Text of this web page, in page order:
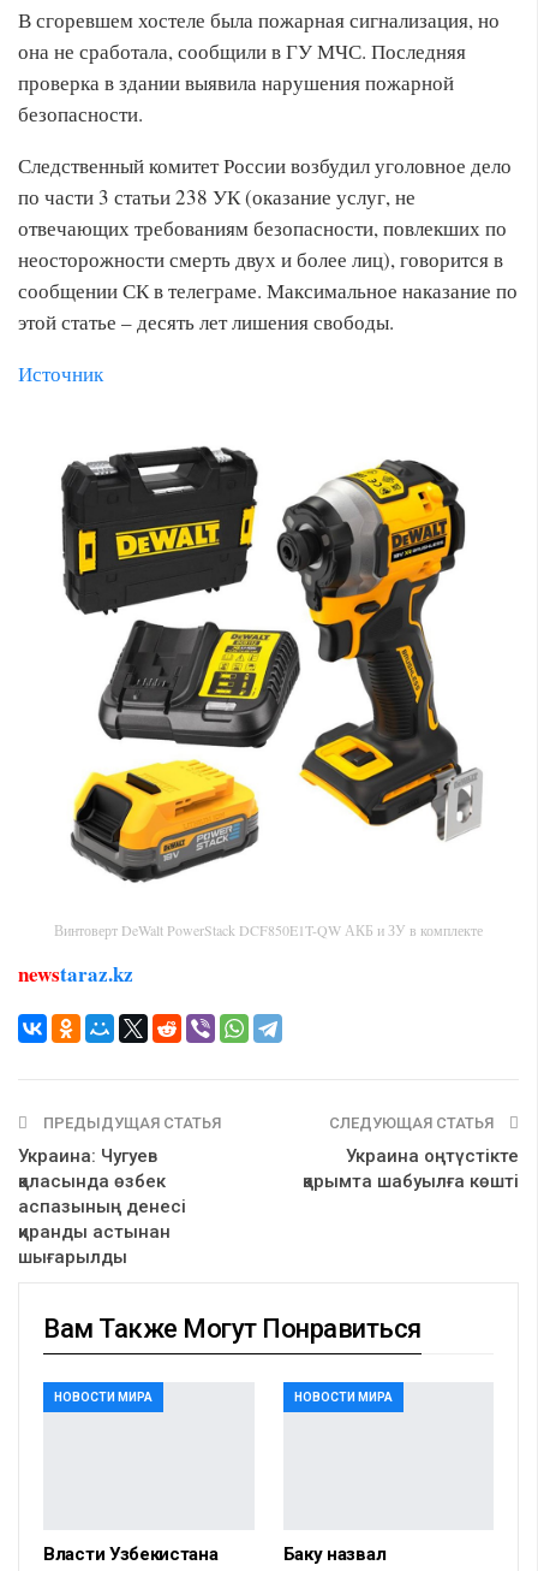
В сгоревшем хостеле была пожарная сигнализация, но
она не сработала, сообщили в ГУ МЧС. Последняя
проверка в здании выявила нарушения пожарной
безопасности.
Следственный комитет России возбудил уголовное дело
по части 3 статьи 238 УК (оказание услуг, не
отвечающих требованиям безопасности, повлекших по
неосторожности смерть двух и более лиц), говорится в
сообщении СК в телеграме. Максимальное наказание по
этой статье – десять лет лишения свободы.
Источник
Винтоверт DeWalt PowerStack DCF850E1T-QW АКБ и ЗУ в комплекте
newstaraz.kz
ПРЕДЫДУЩАЯ СТАТЬЯ
Украина: Чугуев
қаласында өзбек
аспазының денесі
қиранды астынан
шығарылды
СЛЕДУЮЩАЯ СТАТЬЯ
Украина оңтүстікте
қарымта шабуылға көшті
Вам Также Могут Понравиться
НОВОСТИ МИРА
Власти Узбекистана
НОВОСТИ МИРА
Баку назвал